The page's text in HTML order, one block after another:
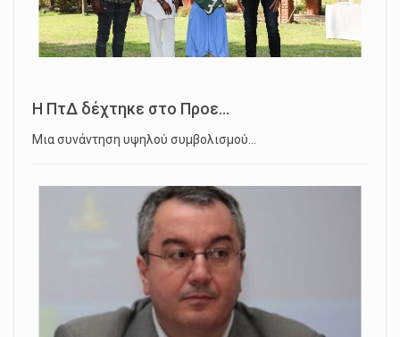
Η ΠτΔ δέχτηκε στο Προε...
Μια συνάντηση υψηλού συμβολισμού…